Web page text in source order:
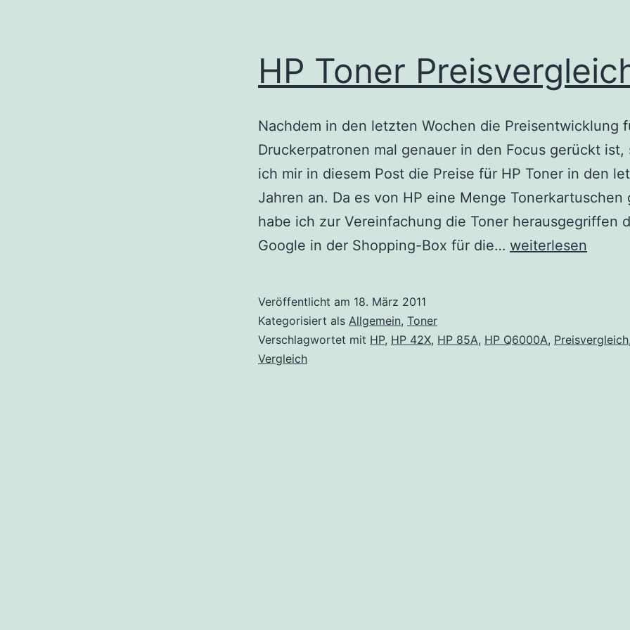
HP Toner
Nachdem in den letzten Wochen die Preisentwicklung
Druckerpatronen mal genauer in den Focus gerückt ist,
ich mir in diesem Post die Preise für HP Toner in den
Jahren an. Da es von HP eine Menge Tonerkartuschen
habe ich zur Vereinfachung die Toner herausgegriffen
Google in der Shopping-Box für die… HP
weiterlesen
Veröffentlicht am 18. März 2011
Kategorisiert als Allgemein, Toner
Verschlagwortet mit HP, HP 42X, HP 85A, HP Q6000A, Preisvergleich,
Vergleich